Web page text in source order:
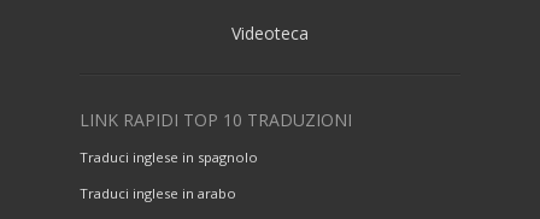
Videoteca
LINK RAPIDI TOP 10 TRADUZIONI
Traduci inglese in spagnolo
Traduci inglese in arabo